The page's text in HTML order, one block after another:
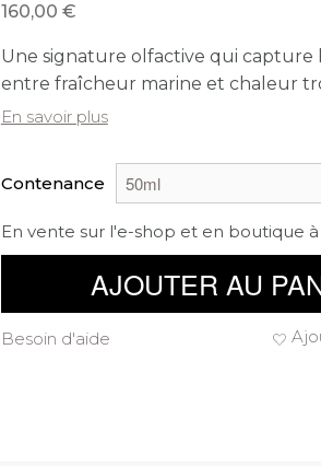
160,00
Une signature olfactive qui capture
entre fraîcheur marine et chaleur
En savoir plus
Contenance
En vente sur l'e-shop et en boutique
AJOUTER AU
Besoin d'aide